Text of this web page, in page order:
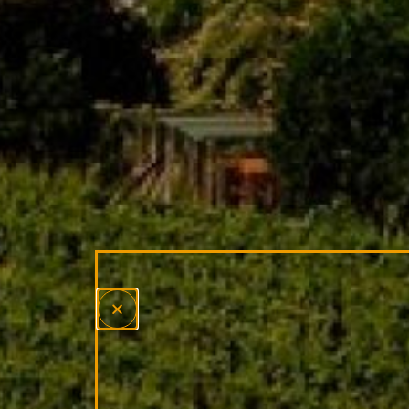
PL
ENG